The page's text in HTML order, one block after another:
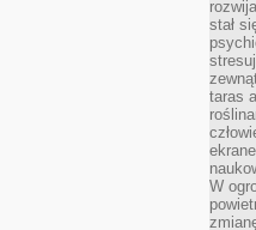
stał
taras
W